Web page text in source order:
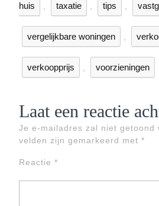
huis taxatie tips
vergelijkbare woningen
verkoopprijs voorzieningen
Laat een reactie
Je e-mailadres zal niet getoond
velden zijn gemarkeerd met *
Reactie *